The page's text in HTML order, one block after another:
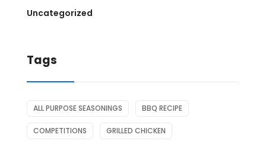
Uncategorized
Tags
ALL PURPOSE SEASONINGS BBQ RECIPE
COMPETITIONS GRILLED CHICKEN